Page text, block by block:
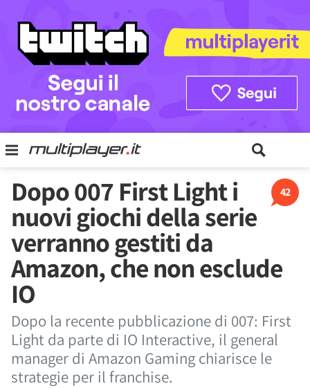
42
Dopo 007 First Light i
nuovi giochi della serie
verranno gestiti da
Amazon, che non esclude
IO
Dopo la recente pubblicazione di 007: First
Light da parte di IO Interactive, il general
manager di Amazon Gaming chiarisce le
strategie per il franchise.